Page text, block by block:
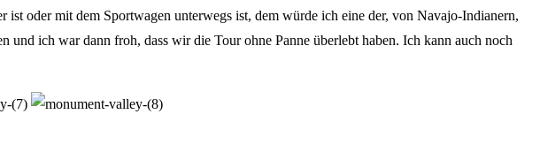
oder mit dem Sportwagen unterwegs ist, dem würde ich eine der, von Navajo-Indianern,
ich war dann froh, dass wir die Tour ohne Panne überlebt haben. Ich kann auch noch